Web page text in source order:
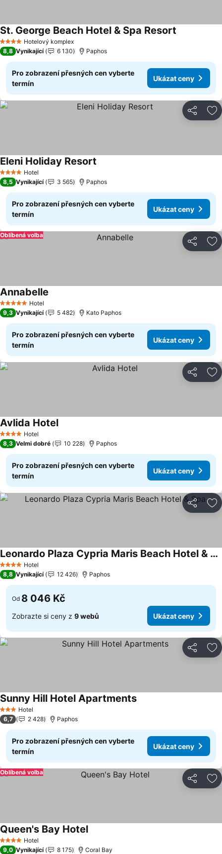
4 Počet hvězdiček
Hotelový komplex
St. George Beach Hotel & Spa Resort
8,8 Vynikající 6 130 Paphos
Pro zobrazení přesných cen vyberte
termín
Ukázat ceny
Sdílet
4 Počet hvězdiček
Hotel
Eleni Holiday Resort
8,5 Vynikající 3 565 Paphos
Pro zobrazení přesných cen vyberte
termín
Ukázat ceny
Sdílet
Oblíbená volba
5 Počet hvězdiček
Hotel
Annabelle
9,3 Vynikající 5 482 Kato Paphos
Pro zobrazení přesných cen vyberte
termín
Ukázat ceny
Sdílet
4 Počet hvězdiček
Hotel
Avlida Hotel
8,3 Velmi dobré 10 228 Paphos
Pro zobrazení přesných cen vyberte
termín
Ukázat ceny
Sdílet
4 Počet hvězdiček
Hotel
Leonardo Plaza Cypria Maris Beach Hotel & Spa
8,8 Vynikající 12 426 Paphos
Od 8 046 Kč
Zobrazte si ceny z 9 webů Ukázat ceny
Sdílet
3 Počet hvězdiček
Hotel
Sunny Hill Hotel Apartments
6,7 2 428 Paphos
Pro zobrazení přesných cen vyberte
termín
Ukázat ceny
Sdílet
Oblíbená volba
4 Počet hvězdiček
Hotel
Queen's Bay Hotel
9,0 Vynikající 8 175 Coral Bay